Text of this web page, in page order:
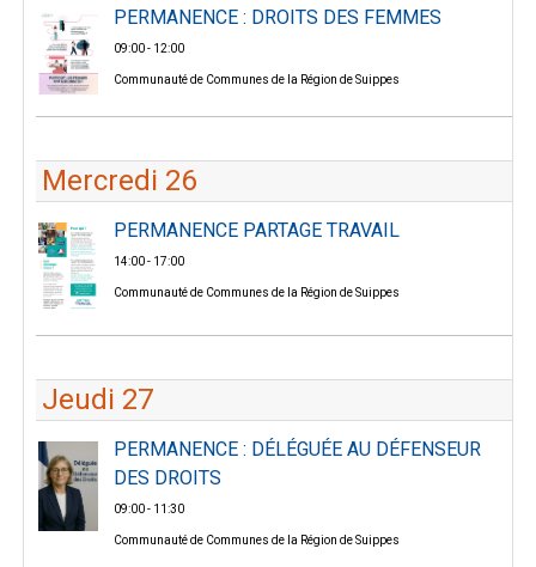
PERMANENCE : DROITS DES FEMMES
09:00 - 12:00
Communauté de Communes de la Région de Suippes
Mercredi 26
PERMANENCE PARTAGE TRAVAIL
14:00 - 17:00
Communauté de Communes de la Région de Suippes
Jeudi 27
PERMANENCE : DÉLÉGUÉE AU DÉFENSEUR
DES DROITS
09:00 - 11:30
Communauté de Communes de la Région de Suippes